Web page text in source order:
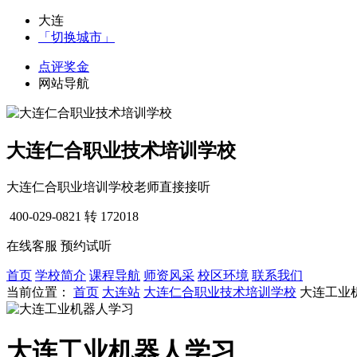
大连
「切换城市」
点评奖金
网站导航
大连仁合职业技术培训学校
大连仁合职业培训学校老师直接接听
400-029-0821 转 172018
在线客服 预约试听
首页 学校简介 课程导航 师资风采 校区环境 联系我们
当前位置：
首页 大连站 大连仁合职业技术培训学校 大连工业